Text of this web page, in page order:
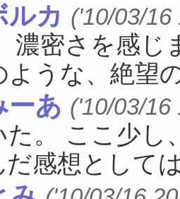
ルカ ('10/03/16
濃密さを感
ような、絶望
ーあ ('10/03/16
た。 ここ少し
だ感想として